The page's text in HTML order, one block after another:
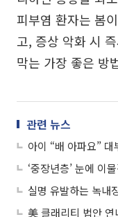
피부염 환자는 봄
고, 증상 악화 시
막는 가장 좋은 방
관련 뉴스
‘중장년층’ 눈에 이
실명 유발하는 녹내